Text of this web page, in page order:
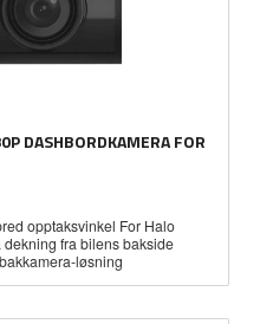
DASHBORDKAMERA FOR
opptaksvinkel For Halo
fra bilens bakside
løsning